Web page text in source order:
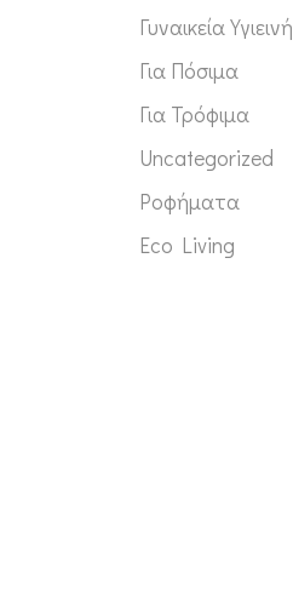
Γυναικεία Υγιεινή
Για Πόσιμα
Για Τρόφιμα
Uncategorized
Ροφήματα
Eco Living